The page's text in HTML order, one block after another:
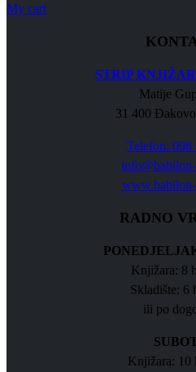
My cart
STRIP
Matije
31 400
Telefon: 098
RADNO
Knjižara: 8
Skladište: 6
ili po
Knjižara: 10